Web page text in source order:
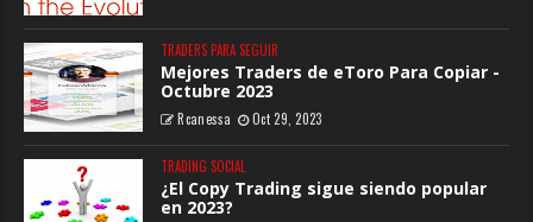
TRADERS PARA SEGUIR
Mejores Traders de eToro Para Copiar -
Octubre 2023
Rcanessa Oct 29, 2023
TRADING SOCIAL
¿El Copy Trading sigue siendo popular
en 2023?